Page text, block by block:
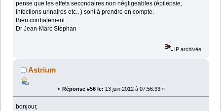
pense que les effets secondaires non négligeables (épilepsie,
infections urinaires etc.. ) sont à prendre en compte.
Bien cordialement
Dr Jean-Marc Stéphan
IP archivée
Astrium
« Réponse #56 le: 13 juin 2012 à 07:56:33 »
bonjour,